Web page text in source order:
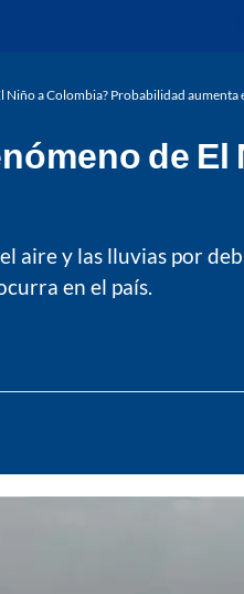
a Colombia? Probabilidad aumenta
de
aire y las lluvias por
en el país.